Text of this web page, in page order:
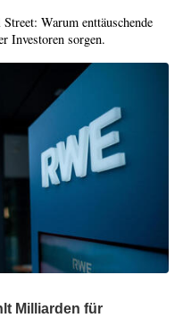
Warum enttäuschende
Investoren sorgen.
Milliarden für